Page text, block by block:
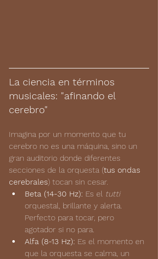
La ciencia en términos
musicales: "afinando el
cerebro"
Imagina por un momento que tu
cerebro no es una máquina, sino un
gran auditorio donde diferentes
secciones de la orquesta (tus ondas
cerebrales) tocan sin cesar.
Beta (14-30 Hz): Es el tutti
orquestal, brillante y alerta.
Perfecto para tocar, pero
agotador si no para.
Alfa (8-13 Hz): Es el momento en
que la orquesta se calma, un